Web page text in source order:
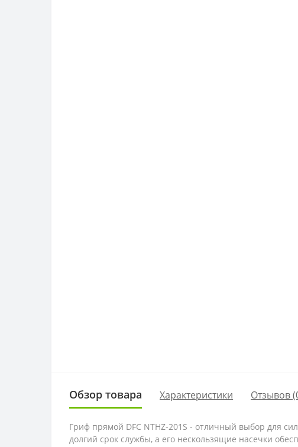
Обзор товара Характеристики Отзывов
Гриф прямой DFC NTHZ-201S - отличный выбор для
долгий срок службы, а его нескользящие насечки